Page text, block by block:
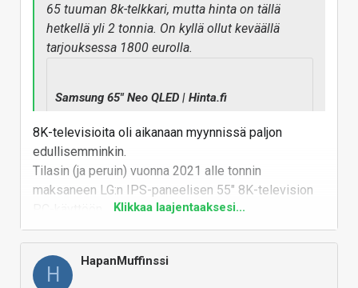
65 tuuman 8k-telkkari, mutta hinta on tällä
hetkellä yli 2 tonnia. On kyllä ollut keväällä
tarjouksessa 1800 eurolla.
Samsung 65" Neo QLED | Hinta.fi
puolueettomassa hintavertailussa.
hinta.fi
8K-televisioita oli aikanaan myynnissä paljon
edullisemminkin.
Tilasin (ja peruin) vuonna 2021 alle tonnin
maksaneen LG:n IPS-paneelisen 55" 8K-television
Tuo olis tukenut 4K@120Hz ja 8K@60Hz, mutta
päätin, että aika (ja työpöytäni) ei ole aivan valmis
tuolle vielä ja ostin tilalle LG CX48 OLEDin.
Klikkaa laajentaaksesi...
H
HapanMuffinssi